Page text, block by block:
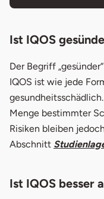
Ist IQOS
Der Begriff
IQOS ist wie jede
Menge bestimmter
Risiken bleiben
Abschnitt
Ist IQOS besser